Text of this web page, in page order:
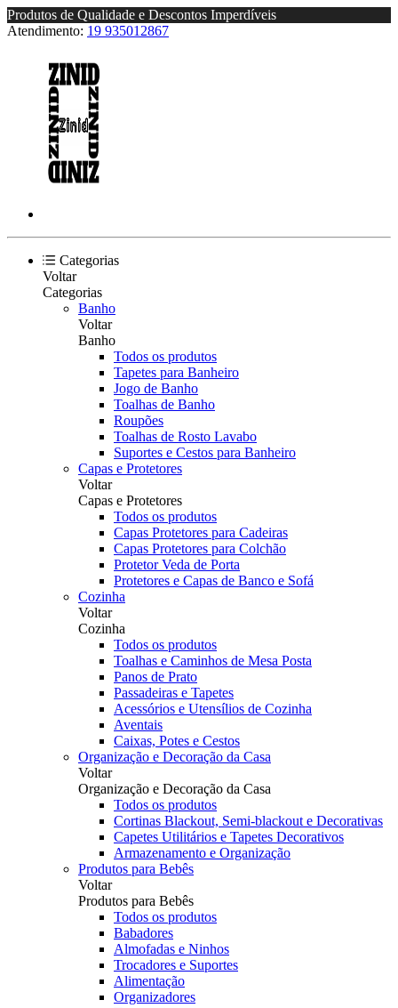
Produtos de Qualidade e Descontos Imperdíveis
Atendimento: 19 935012867
Categorias
Voltar
Categorias
Banho
Voltar
Banho
Todos os produtos
Tapetes para Banheiro
Jogo de Banho
Toalhas de Banho
Roupões
Toalhas de Rosto Lavabo
Suportes e Cestos para Banheiro
Capas e Protetores
Voltar
Capas e Protetores
Todos os produtos
Capas Protetores para Cadeiras
Capas Protetores para Colchão
Protetor Veda de Porta
Protetores e Capas de Banco e Sofá
Cozinha
Voltar
Cozinha
Todos os produtos
Toalhas e Caminhos de Mesa Posta
Panos de Prato
Passadeiras e Tapetes
Acessórios e Utensílios de Cozinha
Aventais
Caixas, Potes e Cestos
Organização e Decoração da Casa
Voltar
Organização e Decoração da Casa
Todos os produtos
Cortinas Blackout, Semi-blackout e Decorativas
Capetes Utilitários e Tapetes Decorativos
Armazenamento e Organização
Produtos para Bebês
Voltar
Produtos para Bebês
Todos os produtos
Babadores
Almofadas e Ninhos
Trocadores e Suportes
Alimentação
Organizadores